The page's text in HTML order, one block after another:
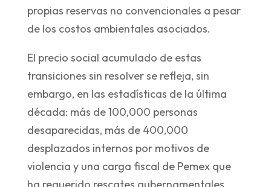
propias reservas no convencionales a pesar
de los costos ambientales asociados.
El precio social acumulado de estas
transiciones sin resolver se refleja, sin
embargo, en las estadísticas de la última
década: más de 100,000 personas
desaparecidas, más de 400,000
desplazados internos por motivos de
violencia y una carga fiscal de Pemex que
ha requerido rescates gubernamentales